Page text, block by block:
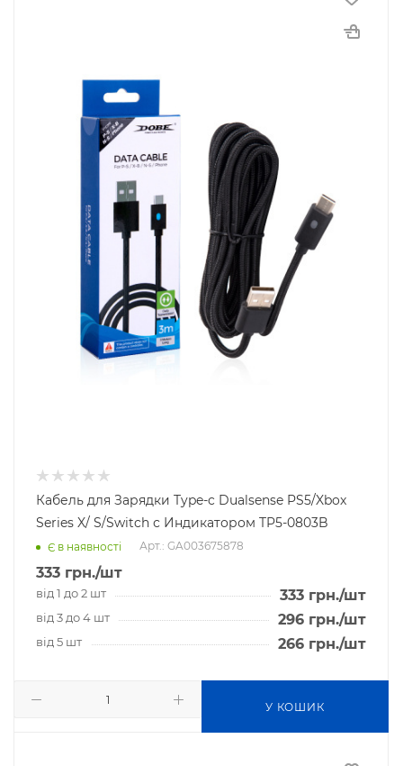
Кабель для Зарядки Type-c Dualsense PS5/Xbox
Series X/ S/Switch с Индикатором TP5-0803B
Є в наявності Арт.: GA003675878
333 грн./шт
від 1 до 2 шт 333 грн./шт
від 3 до 4 шт 296 грн./шт
від 5 шт 266 грн./шт
У КОШИК